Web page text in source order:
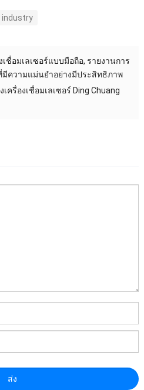
industry
เชื่อมเลเซอร์แบบมือถือ, รายงานการ
ความแม่นยำอย่างมีประสิทธิภาพ
รื่องเชื่อมเลเซอร์ Ding Chuang